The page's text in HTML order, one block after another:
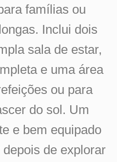
famílias ou
Inclui dois
sala de estar,
e uma área
ou para
do sol. Um
e bem equipado
de explorar